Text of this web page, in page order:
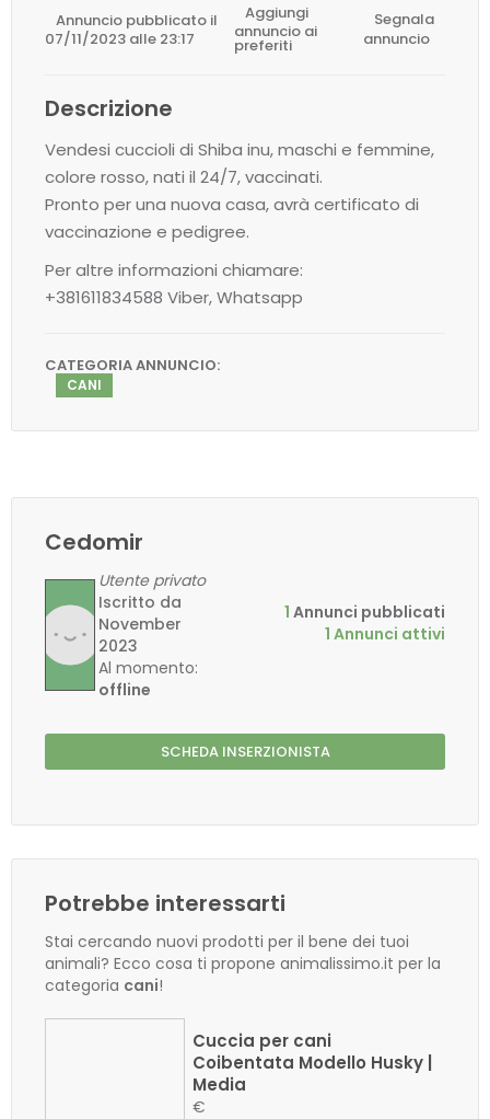
Annuncio pubblicato il
07/11/2023 alle 23:17
Aggiungi
annuncio ai
preferiti
Segnala
annuncio
Descrizione
Vendesi cuccioli di Shiba inu, maschi e femmine,
colore rosso, nati il 24/7, vaccinati.
Pronto per una nuova casa, avrà certificato di
vaccinazione e pedigree.
Per altre informazioni chiamare:
+381611834588 Viber, Whatsapp
CATEGORIA ANNUNCIO:
CANI
Cedomir
Utente privato
Iscritto da
November
2023
Al momento:
offline
1 Annunci pubblicati
1 Annunci attivi
SCHEDA INSERZIONISTA
Potrebbe interessarti
Stai cercando nuovi prodotti per il bene dei tuoi
animali? Ecco cosa ti propone animalissimo.it per la
categoria cani!
Cuccia per cani
Coibentata Modello Husky |
Media
€